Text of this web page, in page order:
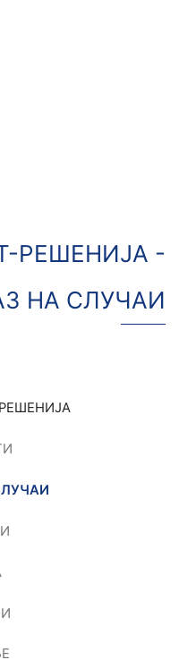
РЕШЕНИЈА -
НА СЛУЧАИ